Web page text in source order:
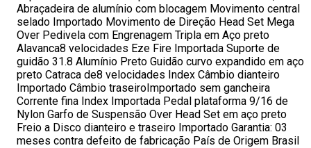
Abraçadeira de alumínio com blocagem Movimento central
selado Importado Movimento de Direção Head Set Mega
Over Pedivela com Engrenagem Tripla em Aço preto
Alavanca8 velocidades Eze Fire Importada Suporte de
guidão 31.8 Alumínio Preto Guidão curvo expandido em aço
preto Catraca de8 velocidades Index Câmbio dianteiro
Importado Câmbio traseiroImportado sem gancheira
Corrente fina Index Importada Pedal plataforma 9/16 de
Nylon Garfo de Suspensão Over Head Set em aço preto
Freio a Disco dianteiro e traseiro Importado Garantia: 03
meses contra defeito de fabricação País de Origem Brasil